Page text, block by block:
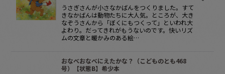
うさぎさんが小さなかばんをつくりました。すて
きなかばんは動物たちに大人気。ところが、大き
なぞうさんから「ぼくにもつくって」といわれ大
よわり。だってきれがもうないのです。快いリズ
ムの文章と暖かみのある絵…
おなべおなべにえたかな？（こどものとも468
号）【状態B】希少本